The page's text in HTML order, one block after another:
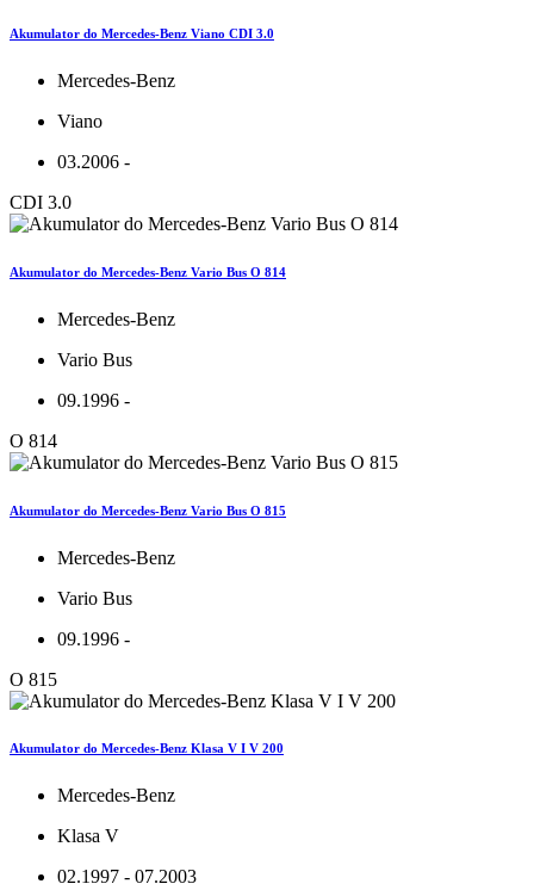
Akumulator do Mercedes-Benz Viano CDI 3.0
Mercedes-Benz
Viano
03.2006 -
CDI 3.0
Akumulator do Mercedes-Benz Vario Bus O 814
Mercedes-Benz
Vario Bus
09.1996 -
O 814
Akumulator do Mercedes-Benz Vario Bus O 815
Mercedes-Benz
Vario Bus
09.1996 -
O 815
Akumulator do Mercedes-Benz Klasa V I V 200
Mercedes-Benz
Klasa V
02.1997 - 07.2003